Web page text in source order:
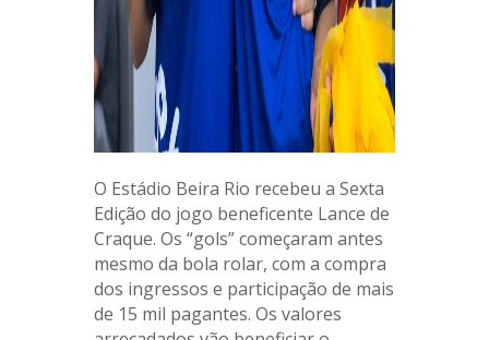
O Estádio Beira Rio recebeu a Sexta
Edição do jogo beneficente Lance de
Craque. Os “gols” começaram antes
mesmo da bola rolar, com a compra
dos ingressos e participação de mais
de 15 mil pagantes. Os valores